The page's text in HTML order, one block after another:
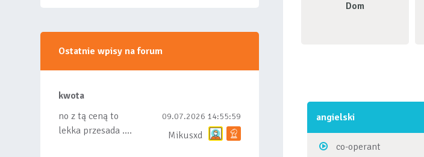
Ostatnie wpisy na forum
kwota
no z tą ceną to
lekka przesada ....
09.07.2026 14:55:59
Mikusxd
Dom
angielski
co-operant